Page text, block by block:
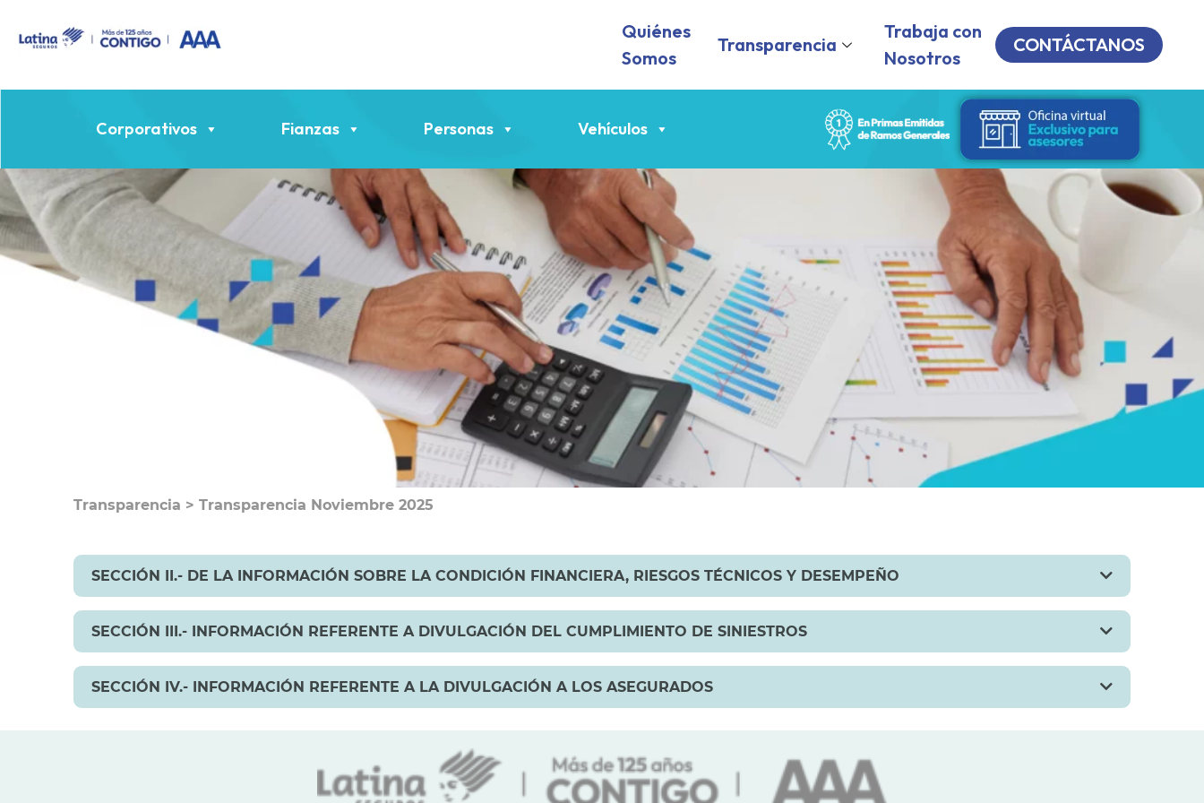
Quiénes
Somos
Transparencia
Trabaja con
Nosotros
CONTÁCTANOS
Corporativos Fianzas Personas Vehículos
Transparencia > Transparencia Noviembre 2025
SECCIÓN II.- DE LA INFORMACIÓN SOBRE LA CONDICIÓN FINANCIERA, RIESGOS TÉCNICOS Y DESEMPEÑO
SECCIÓN III.- INFORMACIÓN REFERENTE A DIVULGACIÓN DEL CUMPLIMIENTO DE SINIESTROS
SECCIÓN IV.- INFORMACIÓN REFERENTE A LA DIVULGACIÓN A LOS ASEGURADOS